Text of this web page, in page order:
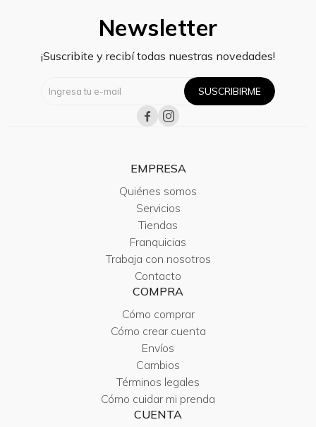
Newsletter
¡Suscribite y recibí todas nuestras novedades!
SUSCRIBIRME
 
EMPRESA
Quiénes somos
Servicios
Tiendas
Franquicias
Trabaja con nosotros
Contacto
COMPRA
Cómo comprar
Cómo crear cuenta
Envíos
Cambios
Términos legales
Cómo cuidar mi prenda
CUENTA